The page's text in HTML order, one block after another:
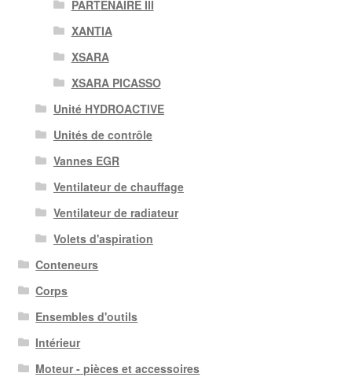
PARTENAIRE III
XANTIA
XSARA
XSARA PICASSO
Unité HYDROACTIVE
Unités de contrôle
Vannes EGR
Ventilateur de chauffage
Ventilateur de radiateur
Volets d'aspiration
Conteneurs
Corps
Ensembles d'outils
Intérieur
Moteur - pièces et accessoires